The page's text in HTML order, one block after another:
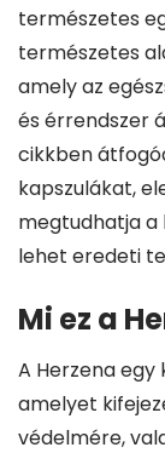
természetes
természetes
amely az
és érrendszer
cikkben
kapszulákat,
megtudhatja a
lehet eredeti
Mi ez a
A Herzena
amelyet
védelmére,